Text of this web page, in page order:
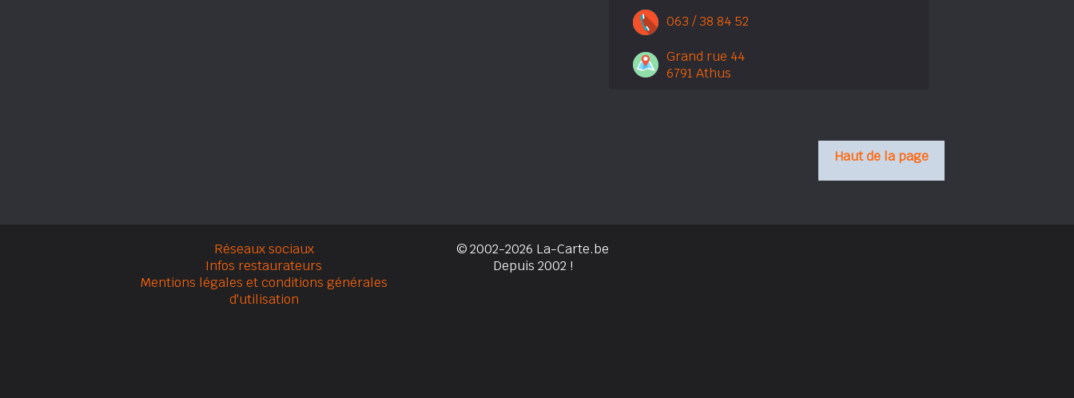
063 / 38 84 52
Grand rue 44
6791 Athus
Haut de la page
Réseaux sociaux
Infos restaurateurs
Mentions légales et conditions générales
d'utilisation
© 2002-2026 La-Carte.be
Depuis 2002 !